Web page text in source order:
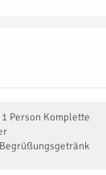
Person Komplette